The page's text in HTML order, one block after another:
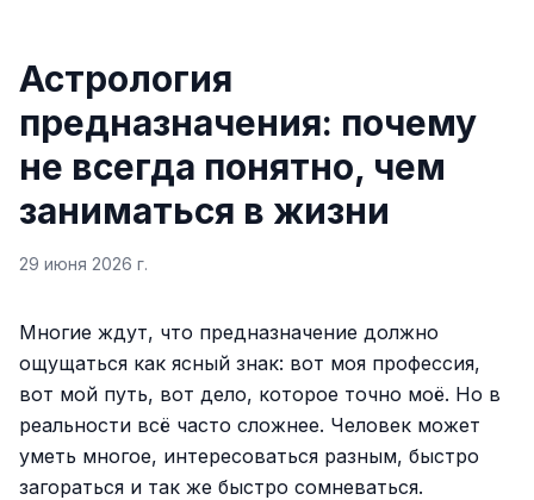
Астрология
предназначения: почему
не всегда понятно, чем
заниматься в жизни
29 июня 2026 г.
Многие ждут, что предназначение должно
ощущаться как ясный знак: вот моя профессия,
вот мой путь, вот дело, которое точно моё. Но в
реальности всё часто сложнее. Человек может
уметь многое, интересоваться разным, быстро
загораться и так же быстро сомневаться.